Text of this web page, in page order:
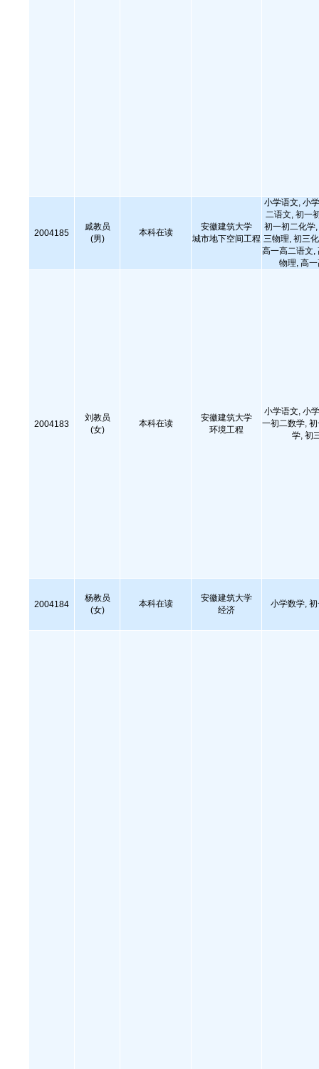
2004185
戚教员
(男)
本科在读
安徽建筑大学
城市地下空间工程
小学语文, 小
二语文, 初一
初一初二化学
三物理, 初三
高一高二语文,
物理, 高
2004183
刘教员
(女)
本科在读
安徽建筑大学
环境工程
小学语文, 小
一初二数学,
学, 初
2004184
杨教员
(女)
本科在读
安徽建筑大学
经济
小学数学,